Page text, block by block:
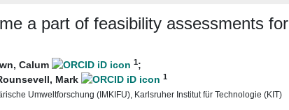
a part of feasibility assessments for
Calum 1;
Mark 1
Umweltforschung (IMKIFU), Karlsruher Institut für Technologie (KIT)